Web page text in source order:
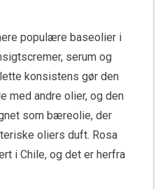
populære baseolier i
serum og
konsistens gør den
med andre olier, og den
som bæreolie, der
oliers duft. Rosa
i Chile, og det er herfra